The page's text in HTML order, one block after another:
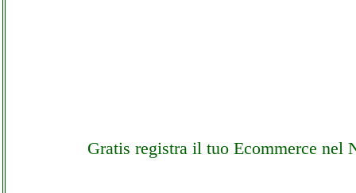
Gratis registra il tuo Ecommerce nel